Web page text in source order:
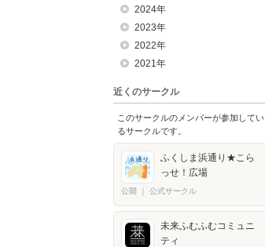
2024年
2023年
2022年
2021年
近くのサークル
このサークルのメンバーが参加してい
るサークルです。
ふくしま浜通り★こら
っせ！広場
公開 公式サークル
未来ふむふむコミュニ
ティ